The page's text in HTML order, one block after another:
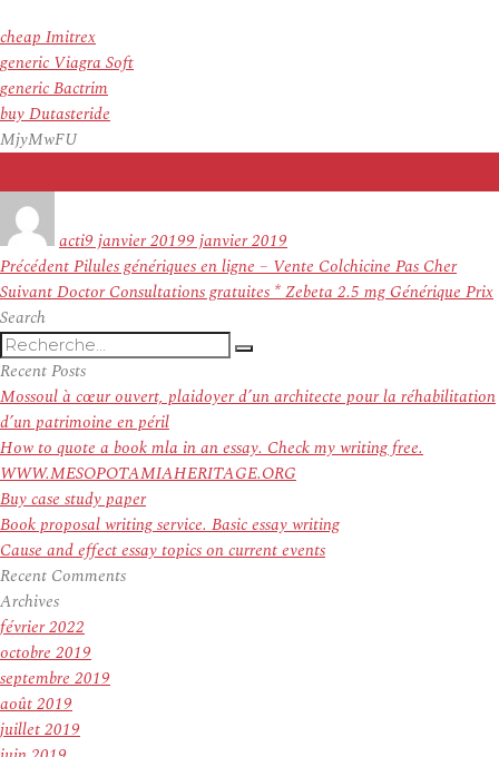
cheap Imitrex
generic Viagra Soft
generic Bactrim
buy Dutasteride
MjyMwFU
actile
9 janvier 20199 janvier 2019
Navigation
de
l’article
PrécédentArticle
précédent :
Pilules génériques en ligne – Vente Colchicine Pas Cher
SuivantArticle
Doctor Consultations gratuites * Zebeta 2.5 mg Générique Prix
Search
Recherche
pour
:
Recherche
Recent Posts
Mossoul à cœur ouvert, plaidoyer d’un architecte pour la réhabilitation
d’un patrimoine en péril
How to quote a book mla in an essay. Check my writing free.
WWW.MESOPOTAMIAHERITAGE.ORG
Buy case study paper
Book proposal writing service. Basic essay writing
Cause and effect essay topics on current events
Recent Comments
Archives
février 2022
octobre 2019
septembre 2019
août 2019
juillet 2019